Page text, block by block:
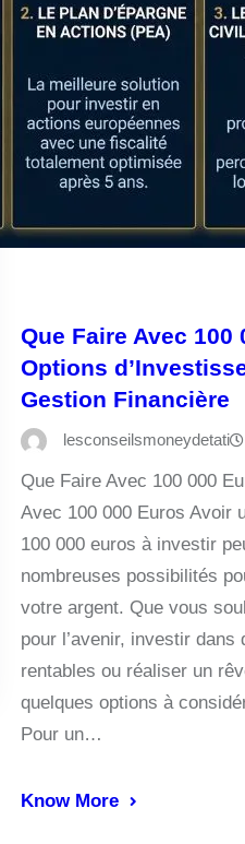
Que Faire Avec 100
Options
Gestion Financière
lesconseilsmoneydetati
Que Faire Avec 100 000
Avec 100 000 Euros Avoir
100 000 euros à investir
nombreuses possibilités
votre argent. Que vous
pour l’avenir, investir dans
rentables ou réaliser un
quelques options à
Pour un…
Know More